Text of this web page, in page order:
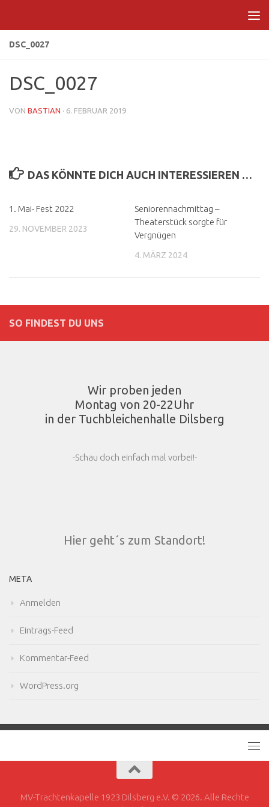
DSC_0027
DSC_0027
VON BASTIAN · 6. FEBRUAR 2019
DAS KÖNNTE DICH AUCH INTERESSIEREN …
1. Mai- Fest 2022
29. NOVEMBER 2023
Seniorennachmittag –
Theaterstück sorgte für
Vergnügen
4. MÄRZ 2024
SO FINDEST DU UNS
Wir proben jeden
Montag von 20-22Uhr
in der Tuchbleichenhalle Dilsberg
-Schau doch einfach mal vorbei!-
Hier geht´s zum Standort!
META
Anmelden
Eintrags-Feed
Kommentar-Feed
WordPress.org
MV-Trachtenkapelle 1923 Dilsberg e.V. © 2026. Alle Rechte